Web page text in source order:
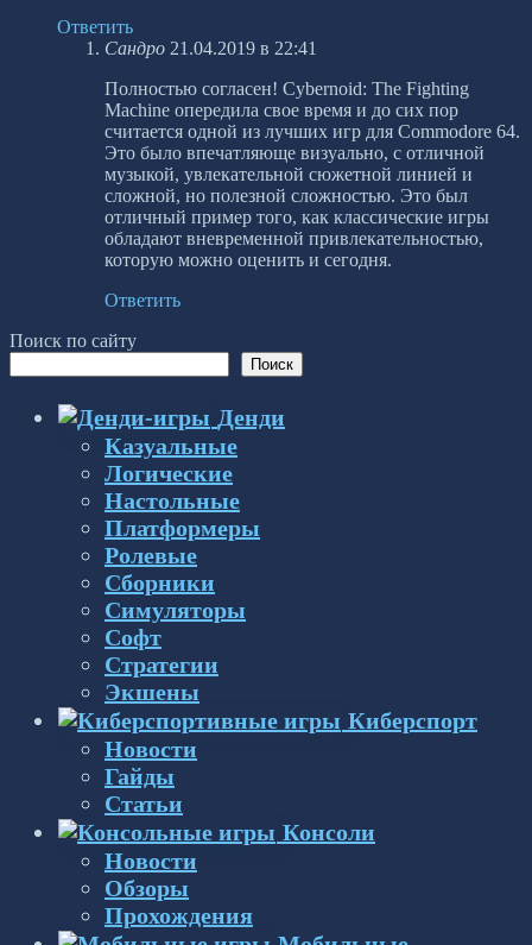
Ответить
Сандро 21.04.2019 в 22:41
Полностью согласен! Cybernoid: The Fighting
Machine опередила свое время и до сих пор
считается одной из лучших игр для Commodore 64.
Это было впечатляюще визуально, с отличной
музыкой, увлекательной сюжетной линией и
сложной, но полезной сложностью. Это был
отличный пример того, как классические игры
обладают вневременной привлекательностью,
которую можно оценить и сегодня.
Ответить
Поиск по сайту
Поиск
Денди
Казуальные
Логические
Настольные
Платформеры
Ролевые
Сборники
Симуляторы
Софт
Стратегии
Экшены
Киберспорт
Новости
Гайды
Статьи
Консоли
Новости
Обзоры
Прохождения